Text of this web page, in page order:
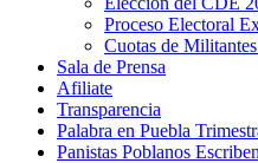
Proceso Electoral
Cuotas de
Sala de Prensa
Afiliate
Transparencia
Palabra en Puebla
Panistas Poblanos